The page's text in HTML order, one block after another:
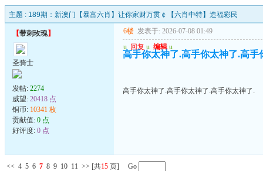
主题 : 189期：新澳门【暴富六肖】让你家财万贯￠【六肖中特】造福彩民
【带刺玫瑰】
圣骑士
发帖: 2274
威望: 20418 点
铜币: 10341 枚
贡献值: 0 点
好评度: 0 点
6楼 发表于: 2026-07-08 01:49
u 回复 u 编辑 u
高手你太神了.高手你太神了.高手
高手你太神了.高手你太神了.高手你太神了.
<< 4 5 6 7 8 9 10 11 >> [共15 页] Go